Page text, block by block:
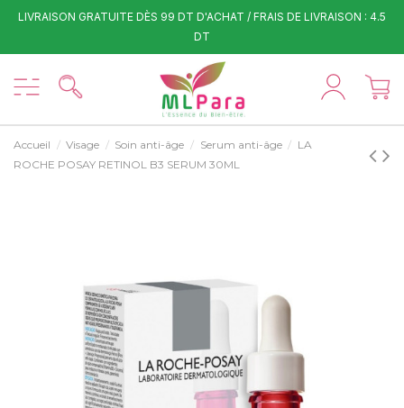
LIVRAISON GRATUITE DÈS 99 DT D'ACHAT / FRAIS DE LIVRAISON : 4.5
DT
Accueil Visage Soin anti-âge Serum anti-âge
LA
ROCHE POSAY RETINOL B3 SERUM 30ML